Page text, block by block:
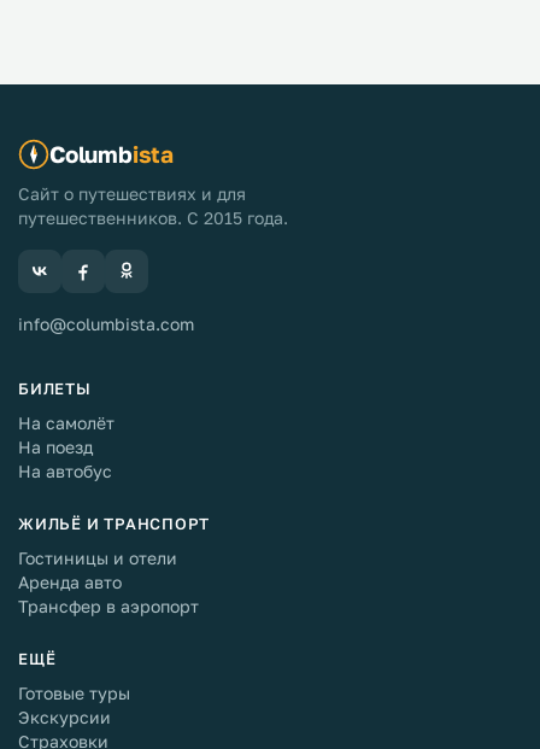
Columbista
Сайт о путешествиях и для
путешественников. С 2015 года.
info@columbista.com
БИЛЕТЫ
На самолёт
На поезд
На автобус
ЖИЛЬЁ И ТРАНСПОРТ
Гостиницы и отели
Аренда авто
Трансфер в аэропорт
ЕЩЁ
Готовые туры
Экскурсии
Страховки